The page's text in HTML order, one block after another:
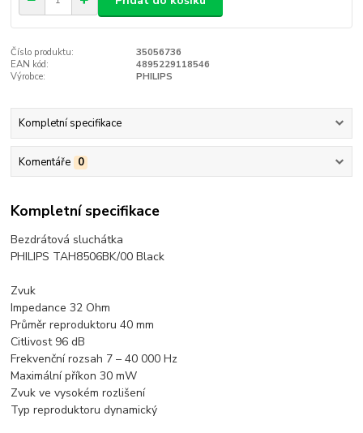
Číslo produktu:
35056736
EAN kód:
4895229118546
Výrobce:
PHILIPS
Kompletní specifikace
Komentáře 0
Kompletní specifikace
Bezdrátová sluchátka
PHILIPS TAH8506BK/00 Black
Zvuk
Impedance 32 Ohm
Průměr reproduktoru 40 mm
Citlivost 96 dB
Frekvenční rozsah 7 – 40 000 Hz
Maximální příkon 30 mW
Zvuk ve vysokém rozlišení
Typ reproduktoru dynamický